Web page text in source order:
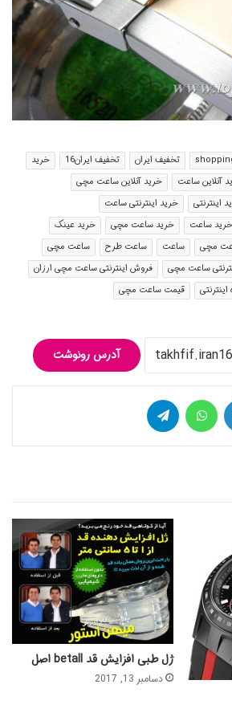
تخفیف ایران تخفیف ایران16
خرید
آنلاین ساعت
خرید آنلاین ساعت مچی
اینترنتی
خرید اینترنتی ساعت
خرید ساعت خرید ساعت مچی
خرید عینک
مچی ساعت ساعت طرح
ساعت مچی
ساعت مچی
فروش اینترنتی ساعت مچی ارزان
قیمت ساعت مچی
آدرس رونوشت
لینکدین
ژل طبی افزایش قد betall اصل
دسامبر 13, 2017